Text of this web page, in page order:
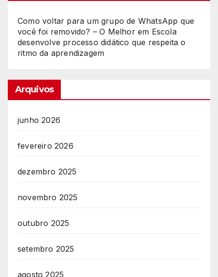
Como voltar para um grupo de WhatsApp que
você foi removido? – O Melhorem Escola
desenvolve processo didático que respeita o
ritmo da aprendizagem
Arquivos
junho 2026
fevereiro 2026
dezembro 2025
novembro 2025
outubro 2025
setembro 2025
agosto 2025